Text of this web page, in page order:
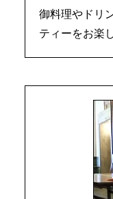
御料理やドリ
ティーをお楽